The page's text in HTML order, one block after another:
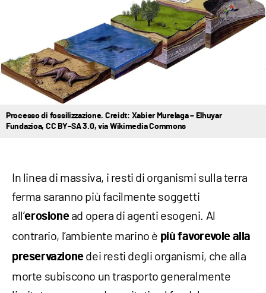
Processo di fossilizzazione. Creidt: Xabier Murelaga – Elhuyar
Fundazioa, CC BY–SA 3.0, via Wikimedia Commons
In linea di massiva, i resti di organismi sulla terra
ferma saranno più facilmente soggetti
all’erosionead opera di agenti esogeni. Al
contrario, l’ambiente marino è più favorevole alla
preservazionedei resti degli organismi, che alla
morte subiscono un trasporto generalmente